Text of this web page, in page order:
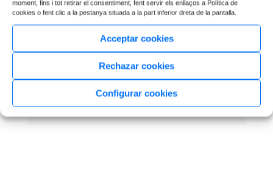
moment, fins i tot retirar el consentiment, fent servir els enllaços a Política de
cookies o fent clic a la pestanya situada a la part inferior dreta de la pantalla.
Acceptar cookies
Rechazar cookies
Configurar cookies
Segueix-nos a xarxes